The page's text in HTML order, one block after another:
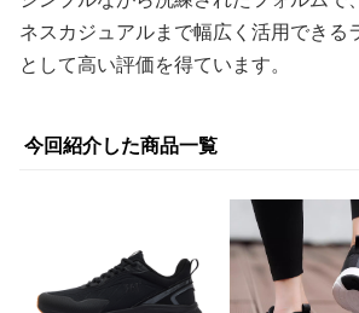
ネスカジュアルまで幅広く活用できる
として高い評価を得ています。
今回紹介した商品一覧